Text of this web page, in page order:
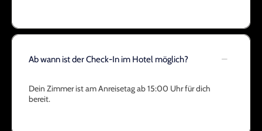
Ab wann ist der Check-In im Hotel möglich?
Dein Zimmer ist am Anreisetag ab 15:00 Uhr für dich
bereit.